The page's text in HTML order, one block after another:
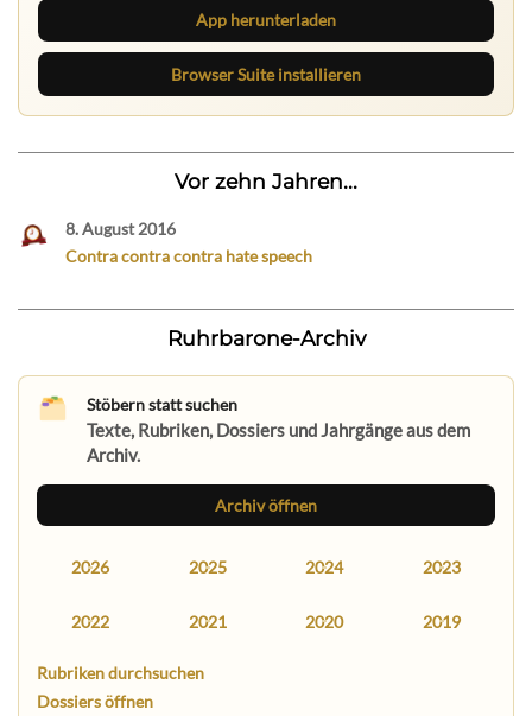
App herunterladen
Browser Suite installieren
Vor zehn Jahren...
8. August 2016
Contra contra contra hate speech
Ruhrbarone-Archiv
Stöbern statt suchen
Texte, Rubriken, Dossiers und Jahrgänge aus dem
Archiv.
Archiv öffnen
2026 2025 2024 2023
2022 2021 2020 2019
Rubriken durchsuchen
Dossiers öffnen